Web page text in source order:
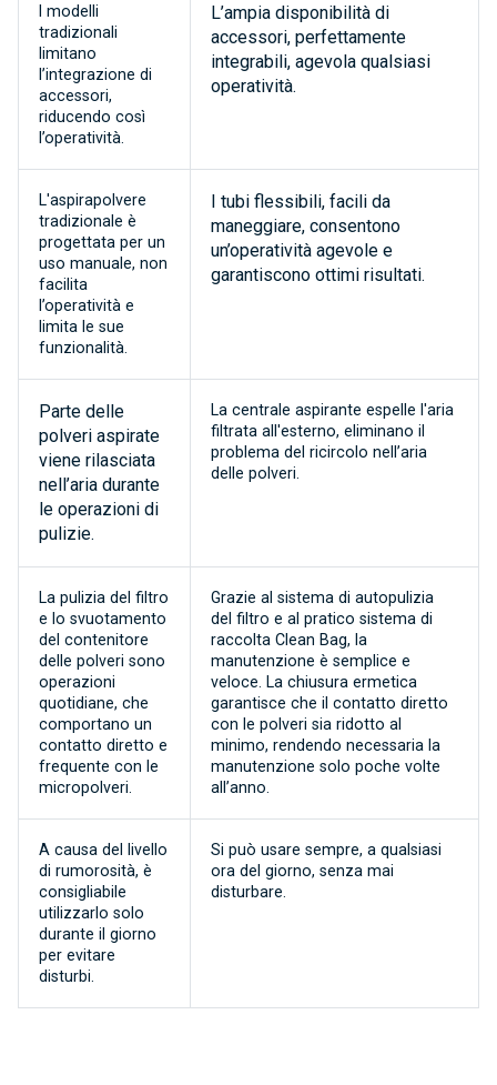
I modelli
tradizionali
limitano
l’integrazione di
accessori,
riducendo così
l’operatività.
L’ampia disponibilità di
accessori, perfettamente
integrabili, agevola qualsiasi
operatività.
L'aspirapolvere
tradizionale è
progettata per un
uso manuale, non
facilita
l’operatività e
limita le sue
funzionalità.
I tubi flessibili, facili da
maneggiare, consentono
un’operatività agevole e
garantiscono ottimi risultati.
Parte delle
polveri aspirate
viene rilasciata
nell’aria durante
le operazioni di
pulizie.
La centrale aspirante espelle l'aria
filtrata all'esterno, eliminano il
problema del ricircolo nell’aria
delle polveri.
La pulizia del filtro
e lo svuotamento
del contenitore
delle polveri sono
operazioni
quotidiane, che
comportano un
contatto diretto e
frequente con le
micropolveri.
Grazie al sistema di autopulizia
del filtro e al pratico sistema di
raccolta Clean Bag, la
manutenzione è semplice e
veloce. La chiusura ermetica
garantisce che il contatto diretto
con le polveri sia ridotto al
minimo, rendendo necessaria la
manutenzione solo poche volte
all’anno.
A causa del livello
di rumorosità, è
consigliabile
utilizzarlo solo
durante il giorno
per evitare
disturbi.
Si può usare sempre, a qualsiasi
ora del giorno, senza mai
disturbare.